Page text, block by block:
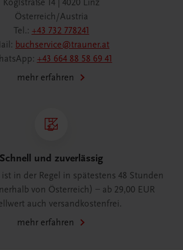
Köglstraße 14 | 4020 Linz
Österreich/Austria
Tel.: +43 732 778241
buchservice@trauner.at
+43 664 88 58 69 41
mehr erfahren
Schnell und zuverlässig
in der Regel in spätestens 48 Stunden
von Österreich) – ab 29,00 EUR
auch versandkostenfrei.
mehr erfahren